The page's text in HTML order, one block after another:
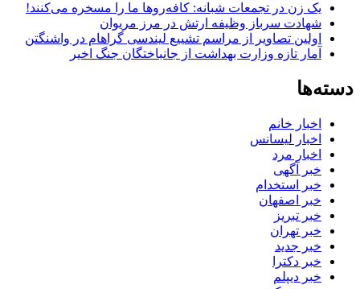
یک زن در تجمعات شبانه: کافه‌روها ما را مسخره می‌کنند!
شهادت سرباز وظیفه ارتش در مرز مریوان
اولین تصاویر از مراسم تشییع لیندسی گراهام در واشنگتن
آمار تازه وزارت بهداشت از جانباختگان جنگ اخیر
دسته‌ها
اخبار خانم
اخبار لیسانس
اخبار مرد
خبر آگهی
خبر استخدام
خبر اصفهان
خبر تبریز
خبر تهران
خبر جدید
خبر دکترا
خبر دیپلم